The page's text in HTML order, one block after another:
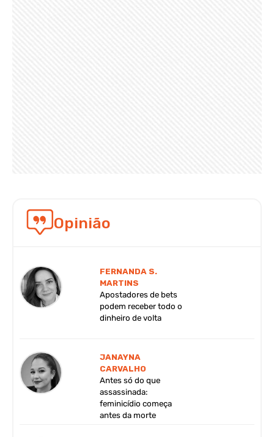
Opinião
FERNANDA S.
MARTINS
Apostadores de bets
podem receber todo o
dinheiro de volta
JANAYNA
CARVALHO
Antes só do que
assassinada:
feminicídio começa
antes da morte